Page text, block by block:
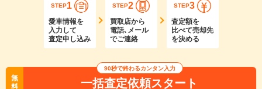
STEP1
愛車情報を
入力して
査定申し込み
STEP2
買取店から
電話､メール
でご連絡
STEP3
査定額を
比べて売却先
を決める
90秒で終わるカンタン入力
無
料
一括査定依頼スタート